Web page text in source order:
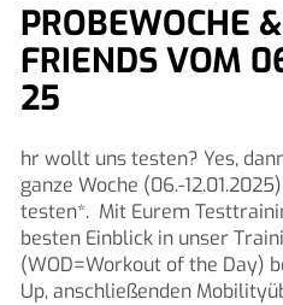
PROBEWOCHE
FRIENDS VOM
25
hr wollt uns testen? Yes,
ganze Woche (06.-
testen*. Mit Eurem
besten Einblick in unser
(WOD=Workout of the Day)
Up, anschließenden